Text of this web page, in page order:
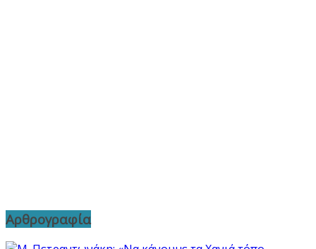
Αρθρογραφία